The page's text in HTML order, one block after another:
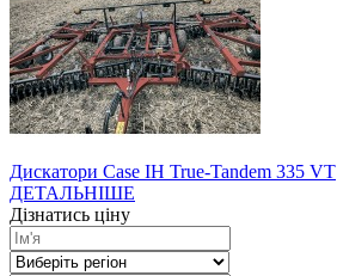
Дискатори Case IH True-Tandem 335 VT
ДЕТАЛЬНІШЕ
Дізнатись ціну